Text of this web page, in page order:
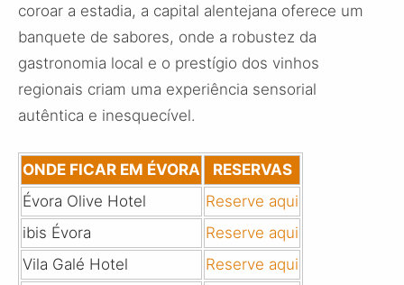
coroar a estadia, a capital alentejana oferece um
banquete de sabores, onde a robustez da
gastronomia local e o prestígio dos vinhos
regionais criam uma experiência sensorial
autêntica e inesquecível.
ONDE FICAR EM ÉVORA
RESERVAS
Évora Olive Hotel
Reserve aqui
ibis Évora
Reserve aqui
Vila Galé Hotel
Reserve aqui